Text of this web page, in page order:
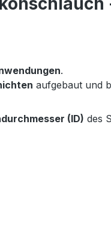
.
aufgebaut und
(ID) des